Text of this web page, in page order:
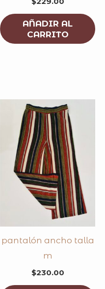
AÑADIR AL
CARRITO
pantalón ancho talla
m
$230.00